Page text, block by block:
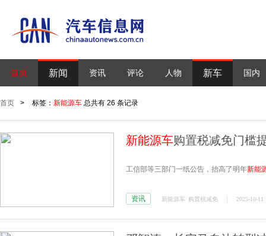
首页 新闻 资讯 评论 人物 新车 国内
首页 > 标签： 新能源车 总共有 26 条记录
新能源车购置税减免门槛
工信部等三部门一纸公告，抬高了明年新能
资讯 新能源车 购置税减免 2025-10-11